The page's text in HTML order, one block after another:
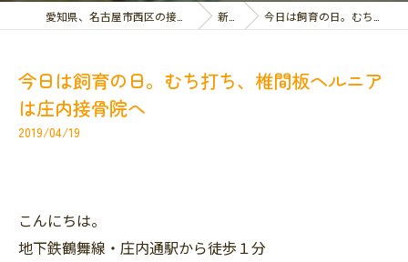
新着情報 今日は飼育の日。むち打ち、椎間板ヘルニアは庄内接骨院へ
今日は飼育の日。むち打ち、椎間板ヘルニア
は庄内接骨院へ
2019/04/19
こんにちは。
地下鉄鶴舞線・庄内通駅から徒歩１分